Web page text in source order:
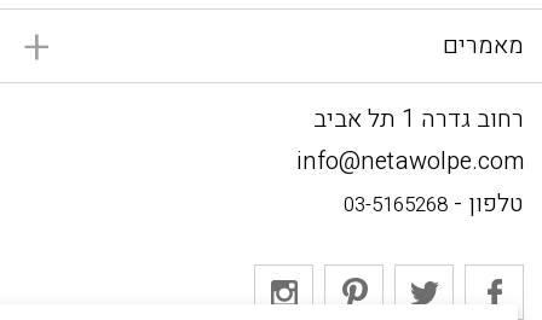
מאמרים
רחוב גדרה 1 תל אביב
info@netawolpe.com
טלפון - 03-5165268